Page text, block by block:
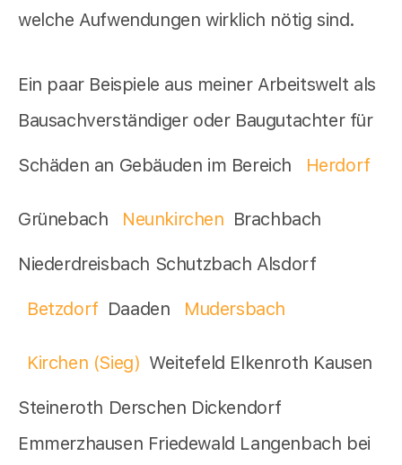
welche Aufwendungen wirklich nötig sind.
Ein paar Beispiele aus meiner Arbeitswelt als
Bausachverständiger oder Baugutachter für
Schäden an Gebäuden im Bereich Herdorf
Grünebach Neunkirchen Brachbach
Niederdreisbach Schutzbach Alsdorf
Betzdorf Daaden Mudersbach
Kirchen (Sieg) Weitefeld Elkenroth Kausen
Steineroth Derschen Dickendorf
Emmerzhausen Friedewald Langenbach bei